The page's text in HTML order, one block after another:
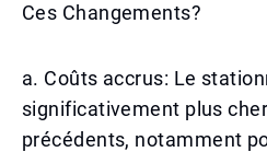
Ces Changements?
a. Coûts accrus: Le
significativement plus
précédents, notamment